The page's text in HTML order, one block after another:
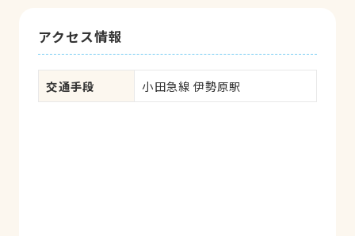
アクセス情報
交通手段 小田急線 伊勢原駅